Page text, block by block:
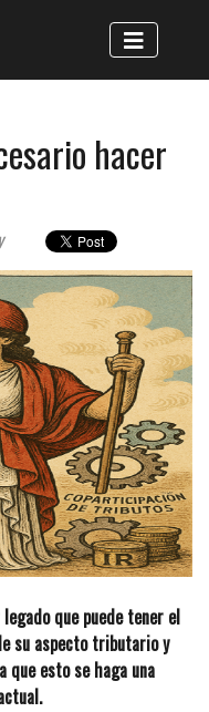
hacer
que puede tener el
su aspecto tributario y
que esto se haga una